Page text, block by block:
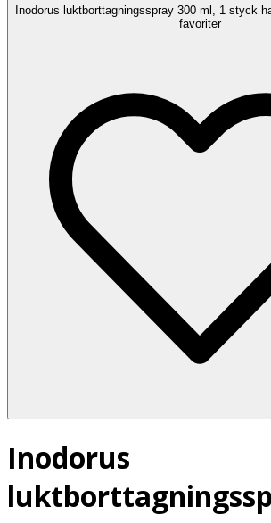
Inodorus luktborttagningsspray 300 ml, 1 styck
favoriter
Inodorus